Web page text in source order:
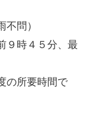
問）
９時４５分、最
の所要時間で